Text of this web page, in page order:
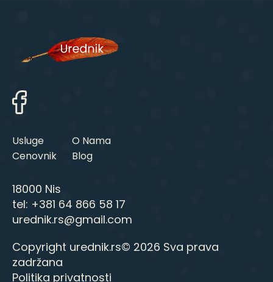
Usluge
Cenovnik
O Nama
Blog
18000 Nis
tel: +381 64 866 58 17
urednik.rs@gmail.com
Copyright urednik.rs© 2026 Sva prava
zadržana
Politika privatnosti